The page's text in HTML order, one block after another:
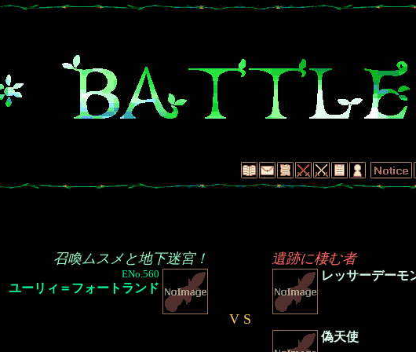
召喚ムスメと地下迷宮！
ENo.560
ユーリィ＝フォートランド
V S
遺跡に棲む者
レッサーデーモ
偽天使